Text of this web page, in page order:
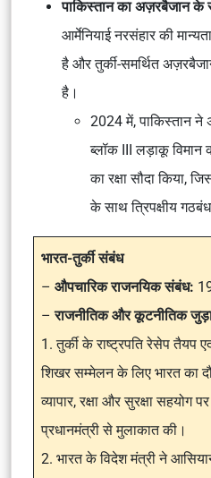
पाकिस्तान का अज़रबैजान के
आर्मेनियाई नरसंहार की
है और तुर्की-समर्थित
है।
2024 में, पाकिस्तान
ब्लॉक III लड़ाकू विमान
का रक्षा सौदा किया,
के साथ त्रिपक्षीय
भारत-तुर्की संबंध
– औपचारिक राजनयिक संबंध:
–राजनीतिक और कूटनीतिक
1. तुर्की के राष्ट्रपति रेसेप तैयप
शिखर सम्मेलन के लिए भारत का
व्यापार, रक्षा और सुरक्षा सहयोग
प्रधानमंत्री से मुलाकात की।
2. भारत के विदेश मंत्री ने